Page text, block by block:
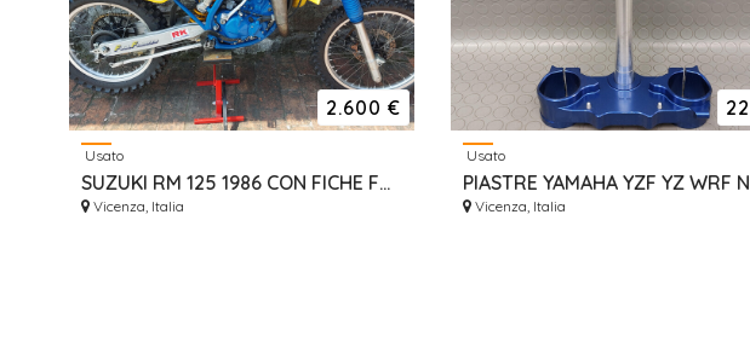
2.600 €
Usato
SUZUKI RM 125 1986 CON FICHE FMI DA VETRINA
Vicenza, Italia
Usato
Vicenza, Italia